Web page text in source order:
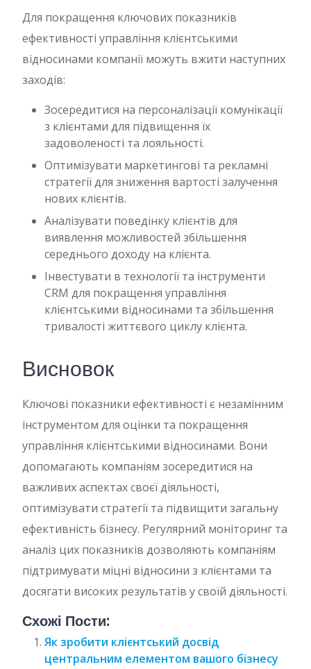
Для покращення ключових показників
ефективності управління клієнтськими
відносинами компанії можуть вжити наступних
заходів:
Зосередитися на персоналізації комунікації
з клієнтами для підвищення їх
задоволеності та лояльності.
Оптимізувати маркетингові та рекламні
стратегії для зниження вартості залучення
нових клієнтів.
Аналізувати поведінку клієнтів для
виявлення можливостей збільшення
середнього доходу на клієнта.
Інвестувати в технології та інструменти
CRM для покращення управління
клієнтськими відносинами та збільшення
тривалості життєвого циклу клієнта.
Висновок
Ключові показники ефективності є незамінним
інструментом для оцінки та покращення
управління клієнтськими відносинами. Вони
допомагають компаніям зосередитися на
важливих аспектах своєї діяльності,
оптимізувати стратегії та підвищити загальну
ефективність бізнесу. Регулярний моніторинг та
аналіз цих показників дозволяють компаніям
підтримувати міцні відносини з клієнтами та
досягати високих результатів у своїй діяльності.
Схожі Пости:
Як зробити клієнтський досвід
центральним елементом вашого бізнесу